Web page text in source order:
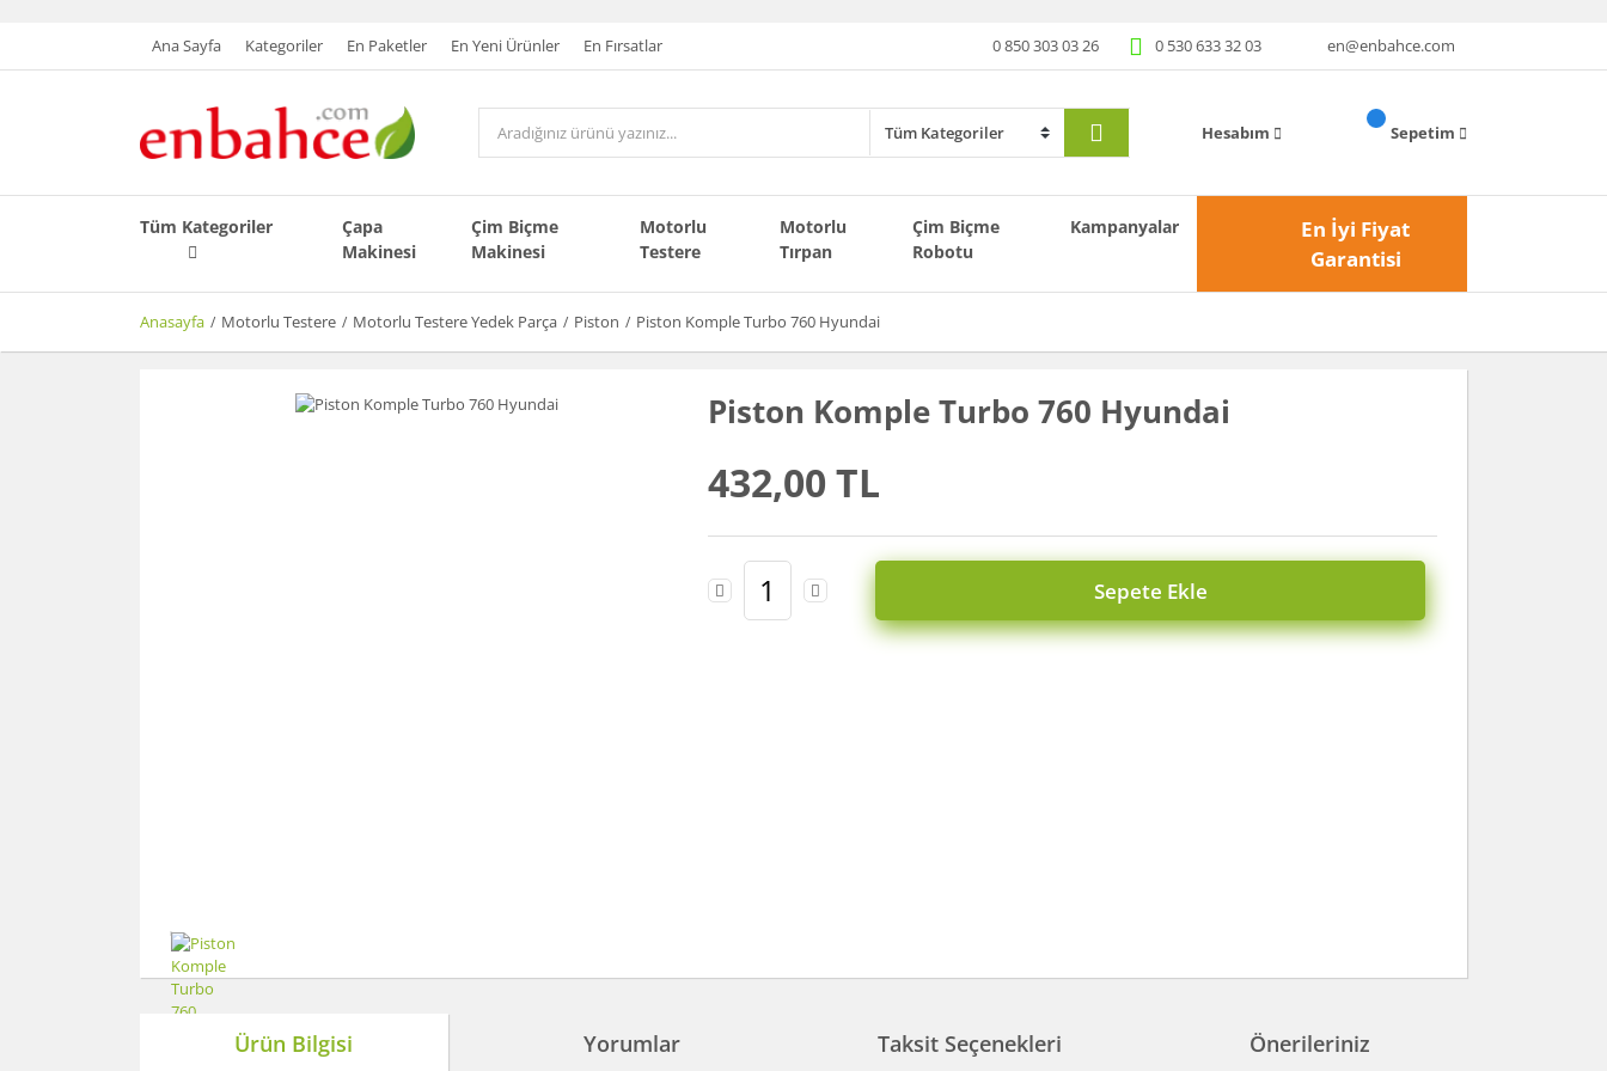
Ana Sayfa Kategoriler En Paketler En Yeni Ürünler En Fırsatlar 0 850 303 03 26 0 530 633 32 03 en@enbahce.com
Hesabım Sepetim
Tüm Kategoriler
Çapa
Makinesi
Çim Biçme
Makinesi
Motorlu
Testere
Motorlu
Tırpan
Çim Biçme
Robotu
Kampanyalar
En İyi Fiyat
Garantisi
Anasayfa Motorlu Testere Motorlu Testere Yedek Parça Piston Piston Komple Turbo 760 Hyundai
Piston Komple Turbo 760 Hyundai
432,00 TL
Sepete Ekle
Ürün Bilgisi Yorumlar Taksit Seçenekleri Önerileriniz